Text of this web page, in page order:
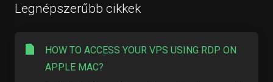
Legnépszerűbb cikkek
HOW TO ACCESS YOUR VPS USING RDP ON
APPLE MAC?